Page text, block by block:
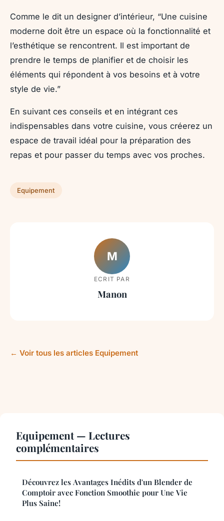
Comme le dit un designer d’intérieur, “Une cuisine
moderne doit être un espace où la fonctionnalité et
l’esthétique se rencontrent. Il est important de
prendre le temps de planifier et de choisir les
éléments qui répondent à vos besoins et à votre
style de vie.”
En suivant ces conseils et en intégrant ces
indispensables dans votre cuisine, vous créerez un
espace de travail idéal pour la préparation des
repas et pour passer du temps avec vos proches.
Equipement
M
ECRIT PAR
Manon
← Voir tous les articles Equipement
Equipement — Lectures
complémentaires
Découvrez les Avantages Inédits d'un Blender de
Comptoir avec Fonction Smoothie pour Une Vie
Plus Saine!